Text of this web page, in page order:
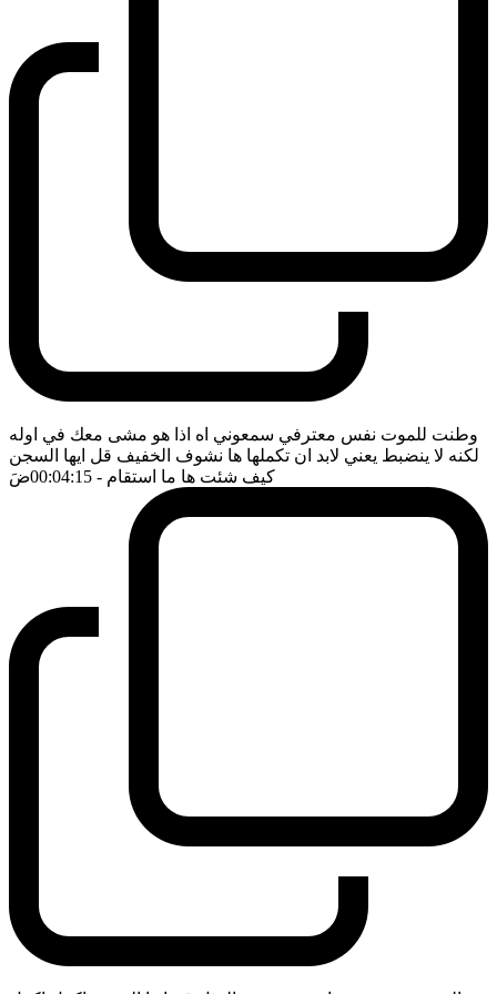
وطنت للموت نفس معترفي سمعوني اه اذا هو مشى معك في اوله
لكنه لا ينضبط يعني لابد ان تكملها ها نشوف الخفيف قل ايها السجن
كيف شئت ها ما استقام - 00:04:15 ضَ